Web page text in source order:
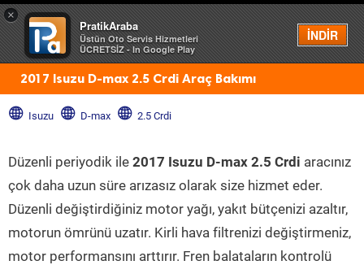
×
PratikAraba
Üstün Oto Servis Hizmetleri
ÜCRETSİZ - In Google Play
İNDİR
Menü
2017 Isuzu D-max 2.5 Crdi Araç Bakımı
Isuzu D-max 2.5 Crdi
Düzenli periyodik ile 2017 Isuzu D-max 2.5 Crdi aracınız
çok daha uzun süre arızasız olarak size hizmet eder.
Düzenli değiştirdiğiniz motor yağı, yakıt bütçenizi azaltır,
motorun ömrünü uzatır. Kirli hava filtrenizi değiştirmeniz,
motor performansını arttırır. Fren balataların kontrolü